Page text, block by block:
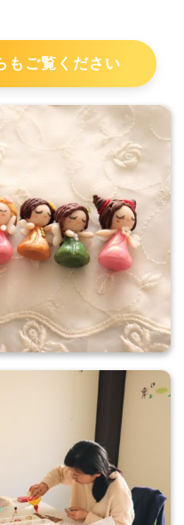
もご覧ください